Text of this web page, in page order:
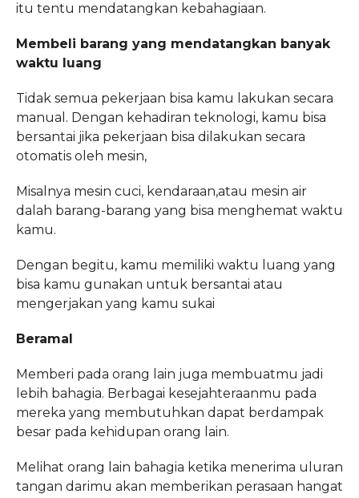
itu tentu mendatangkan kebahagiaan.
Membeli barang yang mendatangkan banyak
waktu luang
Tidak semua pekerjaan bisa kamu lakukan secara
manual. Dengan kehadiran teknologi, kamu bisa
bersantai jika pekerjaan bisa dilakukan secara
otomatis oleh mesin,
Misalnya mesin cuci, kendaraan,atau mesin air
dalah barang-barang yang bisa menghemat waktu
kamu.
Dengan begitu, kamu memiliki waktu luang yang
bisa kamu gunakan untuk bersantai atau
mengerjakan yang kamu sukai
Beramal
Memberi pada orang lain juga membuatmu jadi
lebih bahagia. Berbagai kesejahteraanmu pada
mereka yang membutuhkan dapat berdampak
besar pada kehidupan orang lain.
Melihat orang lain bahagia ketika menerima uluran
tangan darimu akan memberikan perasaan hangat